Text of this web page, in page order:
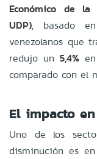
Económico de la
UDP), basado
venezolanos que
redujo un 5,4%
comparado con el
El impacto
Uno de los
disminución es